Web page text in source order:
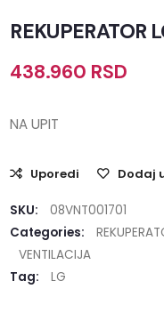
REKUPERATOR
438.960 RSD
NA UPIT
Uporedi Dodaj
SKU:
08VNT001701
Categories:
VENTILACIJA
Tag:
LG